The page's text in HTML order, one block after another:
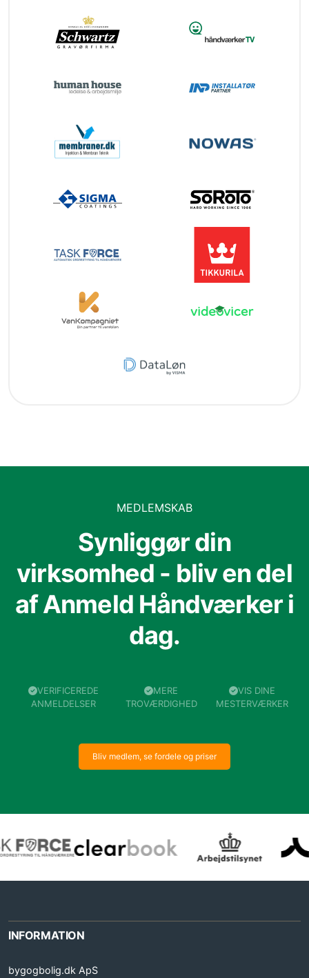
MEDLEMSKAB
Synliggør din
virksomhed - bliv en del
af Anmeld Håndværker i
dag.
VERIFICEREDE
ANMELDELSER
MERE
TROVÆRDIGHED
VIS DINE
MESTERVÆRKER
Bliv medlem, se fordele og priser
INFORMATION
bygogbolig.dk ApS